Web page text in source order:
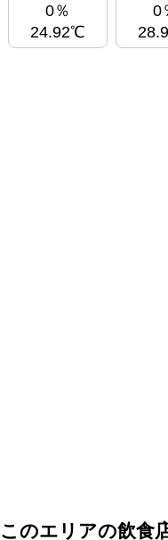
0％
24.92℃
0
このエリアの飲食